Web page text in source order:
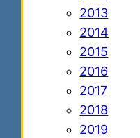
2013
2014
2015
2016
2017
2018
2019